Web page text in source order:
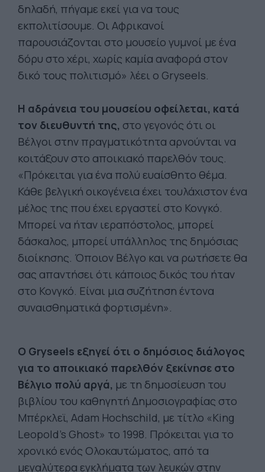
δηλαδή, πήγαμε εκεί για να τους
εκπολιτίσουμε. Οι Αφρικανοί
παρουσιάζονται στο μουσείο γυμνοί με ένα
δόρυ στο χέρι, χωρίς καμία αναφορά στον
δικό τους πολιτισμό» λέει ο Gryseels.
Η αδράνεια του μουσείου οφείλεται, κατά
τον διευθυντή της, στο γεγονός ότι οι
Βέλγοι στην πραγματικότητα αρνούνται να
κοιτάξουν στο αποικιακό παρελθόν τους.
«Πρόκειται για ένα πολύ ευαίσθητο θέμα.
Κάθε βελγική οικογένεια έχει τουλάχιστον ένα
μέλος της που έχει εργαστεί στο Κονγκό.
Μπορεί να ήταν ιεραπόστολος, μπορεί
δάσκαλος, μπορεί υπάλληλος της δημόσιας
διοίκησης. Όποιον Βέλγο και να ρωτήσετε θα
σας απαντήσει ότι κάποιος δικός του ήταν
στο Κονγκό. Είναι μια συζήτηση έντονα
συναισθηματικά φορτισμένη».
Ο Gryseels εξηγεί ότι ο δημόσιος διάλογος
για το αποικιακό παρελθόν ξεκίνησε στο
Βέλγιο πολύ αργά, με τη δημοσίευση του
βιβλίου του καθηγητή Δημοσιογραφίας στο
Μπέρκλεϊ, Adam Hochschild, με τίτλο «King
Leopold’s Ghost» το 1998. Πρόκειται για το
χρονικό ενός Ολοκαυτώματος, από τα
μεγαλύτερα εγκλήματα των λευκών στην